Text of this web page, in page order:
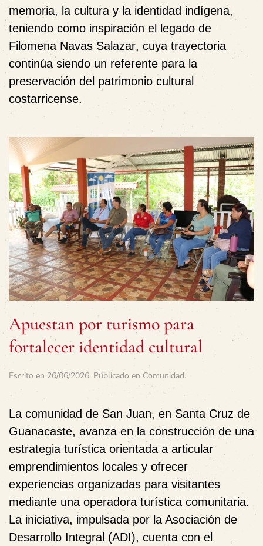
memoria, la cultura y la identidad indígena,
teniendo como inspiración el legado de
Filomena Navas Salazar, cuya trayectoria
continúa siendo un referente para la
preservación del patrimonio cultural
costarricense.
Apuestan por turismo para
fortalecer identidad cultural
Escrito en 26/06/2026. Publicado en Comunidad.
La comunidad de San Juan, en Santa Cruz de
Guanacaste, avanza en la construcción de una
estrategia turística orientada a articular
emprendimientos locales y ofrecer
experiencias organizadas para visitantes
mediante una operadora turística comunitaria.
La iniciativa, impulsada por la Asociación de
Desarrollo Integral (ADI), cuenta con el